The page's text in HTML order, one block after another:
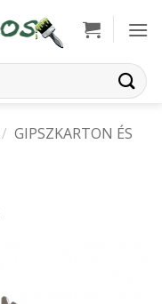
/ GIPSZKARTON ÉS